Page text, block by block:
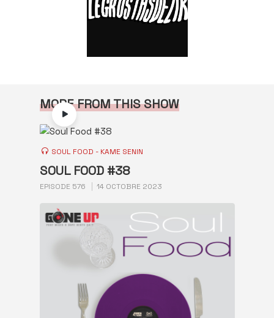
MORE FROM THIS SHOW
SOUL FOOD - KAME SENIN
SOUL FOOD #38
EPISODE 576 14 OCTOBRE 2023